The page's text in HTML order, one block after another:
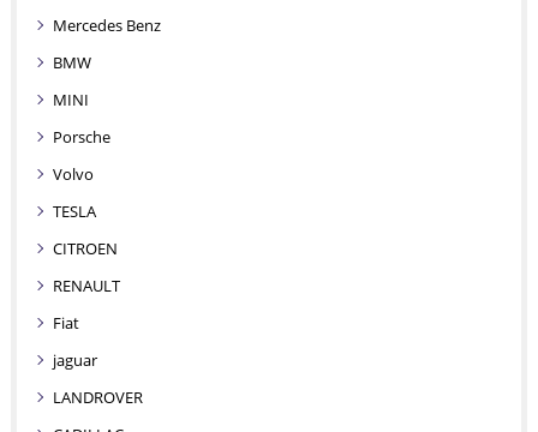
Mercedes Benz
BMW
MINI
Porsche
Volvo
TESLA
CITROEN
RENAULT
Fiat
jaguar
LANDROVER